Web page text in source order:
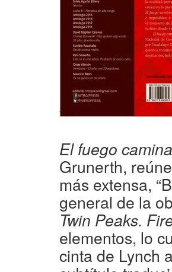
El fuego
Grunerth,
más extensa,
general de la
Twin Peaks.
elementos, lo
cinta de Lynch